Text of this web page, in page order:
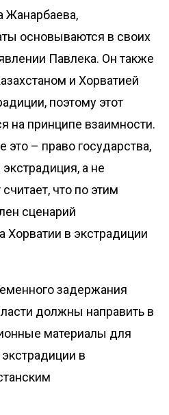
Жанарбаева,
основываются в своих
Павлека. Он также
и Хорватией
поэтому этот
на принципе взаимности.
это – право государства,
а не
что по этим
сценарий
Хорватии в экстрадиции
задержания
должны направить в
материалы для
в